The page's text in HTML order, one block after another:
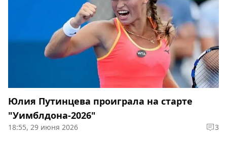
Юлия Путинцева проиграла на старте
"Уимблдона-2026"
18:55, 29 июня 2026 3